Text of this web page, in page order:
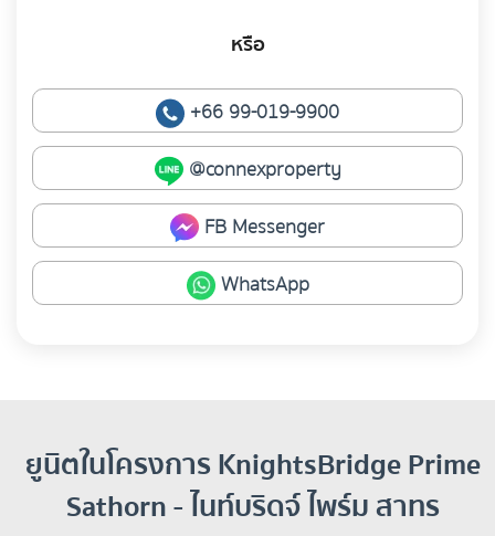
หรือ
+66 99-019-9900
@connexproperty
FB Messenger
WhatsApp
ยูนิตในโครงการ KnightsBridge Prime
Sathorn - ไนท์บริดจ์ ไพร์ม สาทร